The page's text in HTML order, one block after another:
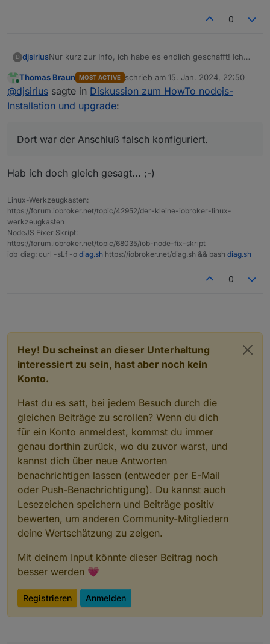
0
D djsiriusNur kurz zur Info, ich habe es endlich geschafft! Ich
Fritzbox getauscht habe, übernommen. Dort war der
Anschluß falsch konfiguriert. Nun funktioniert IPv6 und
somit auch Nodejs und Npm.
Vielen Dank an alle, die mir geholfen haben!
Online
Thomas Braun MOST ACTIVE schrieb am 15. Jan. 2024, 22:50
zuletzt editiert von
@djsirius sagte in Diskussion zum HowTo nodejs-
Installation und upgrade:
Dort war der Anschluß falsch konfiguriert.
Hab ich doch gleich gesagt... ;-)
Linux-Werkzeugkasten:
https://forum.iobroker.net/topic/42952/der-kleine-iobroker-linux-
werkzeugkasten
NodeJS Fixer Skript:
https://forum.iobroker.net/topic/68035/iob-node-fix-skript
iob_diag: curl -sLf -o diag.sh https://iobroker.net/diag.sh && bash diag.sh
0
Hey! Du scheinst an dieser Unterhaltung
interessiert zu sein, hast aber noch kein
Konto.
Hast du es satt, bei jedem Besuch durch die
gleichen Beiträge zu scrollen? Wenn du dich
für ein Konto anmeldest, kommst du immer
genau dorthin zurück, wo du zuvor warst, und
kannst dich über neue Antworten
benachrichtigen lassen (entweder per E-Mail
oder Push-Benachrichtigung). Du kannst auch
Lesezeichen speichern und Beiträge positiv
bewerten, um anderen Community-Mitgliedern
deine Wertschätzung zu zeigen.
Mit deinem Input könnte dieser Beitrag noch
besser werden 💗
Registrieren Anmelden